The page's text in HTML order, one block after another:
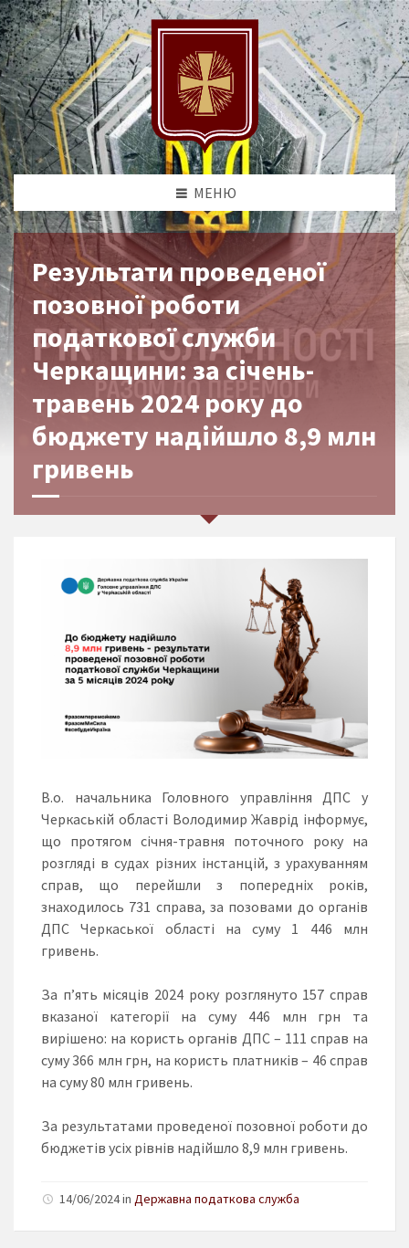
МЕНЮ
Результати проведеної
позовної роботи
податкової служби
Черкащини: за січень-
травень 2024 року до
бюджету надійшло 8,9 млн
гривень
В.о. начальника Головного управління ДПС у
Черкаській області Володимир Жаврід інформує,
що протягом січня-травня поточного року на
розгляді в судах різних інстанцій, з урахуванням
справ, що перейшли з попередніх років,
знаходилось 731 справа, за позовами до органів
ДПС Черкаської області на суму 1 446 млн
гривень.
За п’ять місяців 2024 року розглянуто 157 справ
вказаної категорії на суму 446 млн грн та
вирішено: на користь органів ДПС – 111 справ на
суму 366 млн грн, на користь платників – 46 справ
на суму 80 млн гривень.
За результатами проведеної позовної роботи до
бюджетів усіх рівнів надійшло 8,9 млн гривень.
14/06/2024 in Державна податкова служба